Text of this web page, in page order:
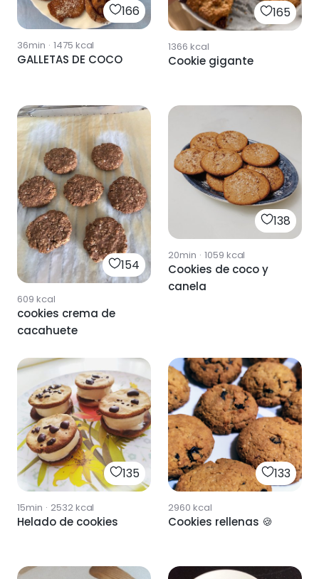
166
36min · 1475 kcal
GALLETAS DE COCO
165
1366 kcal
Cookie gigante
154
609 kcal
cookies crema de
cacahuete
138
20min · 1059 kcal
Cookies de coco y
canela
135
15min · 2532kcal
Helado de cookies
133
2960 kcal
Cookies rellenas 🍪